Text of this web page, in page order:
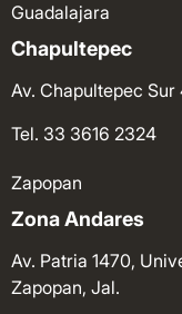
Guadalajara
Chapultepec
Av. Chapultepec
Tel. 33 3616 2324
Zapopan
Zona Andares
Av. Patria 1470,
Zapopan, Jal.